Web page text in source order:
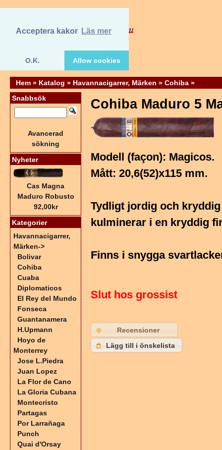
Acceptera kakor Läs mer
O.K. Allow cookies
Hem » Katalog » Havannacigarrer, Märken » Cohiba »
Cohiba Maduro 5
Modell (façon): Magicos.
Mått: 20,6(52)x115 mm.
Tydligt jordig och
kulminerar i en kryddig
Finns i snygga
Slut hos grossist
Recensioner
Lägg till i önskelista
Snabbsök
Avancerad
sökning
Nyheter
Cas Magna
Maduro Robusto
92,00kr
Kategorier
Havannacigarrer,
Märken->
Bolivar
Cohiba
Cuaba
Diplomaticos
El Rey del Mundo
Fonseca
Guantanamera
H.Upmann
Hoyo de
Monterrey
Jose L.Piedra
Juan Lopez
La Flor de Cano
La Gloria Cubana
Montecristo
Partagas
Por Larrañaga
Punch
Quai d'Orsay